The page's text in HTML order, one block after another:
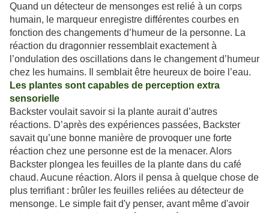
Quand un détecteur de mensonges est relié à un corps
humain, le marqueur enregistre différentes courbes en
fonction des changements d’humeur de la personne. La
réaction du dragonnier ressemblait exactement à
l’ondulation des oscillations dans le changement d’humeur
chez les humains. Il semblait être heureux de boire l’eau.
Les plantes sont capables de perception extra
sensorielle
Backster voulait savoir si la plante aurait d’autres
réactions. D’après des expériences passées, Backster
savait qu’une bonne manière de provoquer une forte
réaction chez une personne est de la menacer. Alors
Backster plongea les feuilles de la plante dans du café
chaud. Aucune réaction. Alors il pensa à quelque chose de
plus terrifiant : brûler les feuilles reliées au détecteur de
mensonge. Le simple fait d'y penser, avant même d'avoir